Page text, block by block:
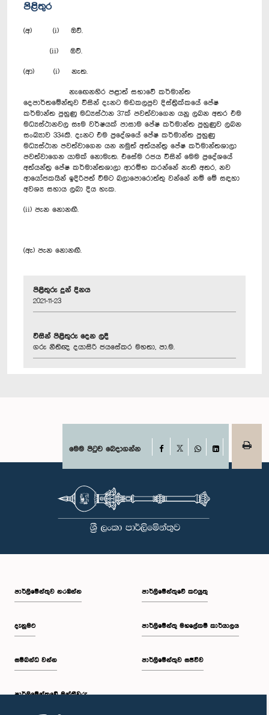
පිළිතුර
(අ) (i) ඔව්.
(ii) ඔව්.
(ආ) (i) නැත.
නැ‍ඟෙනහිර පළාත් සභාවේ කර්මාන්ත
දෙපාර්තමේන්තුව විසින් දැනට මඩකලපුව දිස්ත්‍රික්කයේ පේෂ
කර්මාන්ත පුහුණු මධ්‍යස්ථාන 37ක් පවත්වාගෙන යනු ලබන අතර එම
මධ්‍යස්ථානවල සෑම වර්ෂයක් පාසාම පේෂ කර්මාන්ත පුහුණුව ලබන
සංඛ්‍යාව 334කි. දැනට එම ප්‍රදේශයේ පේෂ කර්මාන්ත පුහුණු
මධ්‍යස්ථාන පවත්වාගෙන යන නමුත් අත්යන්ත්‍ර පේෂ කර්මාන්තශාලා
පවත්වාගෙන යාමක් නොමැත. එසේම රජය විසින් මෙම ප්‍රදේශයේ
අත්යන්ත්‍ර පේෂ කර්මාන්තශාලා ආරම්භ කරන්නේ නැති අතර, නව
ආයෝජකයින් ඉදිරිපත් වීමට බලාපොරොත්තු වන්නේ නම් මේ සඳහා
අවශ්‍ය සහාය ලබා දිය හැක.
(ii) පැන නොනඟී.
(ඇ) පැන නොනඟී.
පිළිතුරු දුන් දිනය
2021-11-23
විසින් පිළිතුරු දෙන ලදී
ගරු නීතිඥ දයාසිරි ජයසේකර මහතා, පා.ම.
මෙම පිටුව බෙදාගන්න Facebook
WhatsAppLinkedIn
පාර්ලි‌මේන්තුව නරඹන්න
දැනුමට
සම්බන්ධ වන්න
පාර්ලි‌මේන්තුවේ මන්ත්‍රීවරු
පාර්ලිමේන්තුවේ කටයුතු
පාර්ලිමේන්තු මහලේකම් කාර්යාලය
පාර්ලිමේන්තුව සජීවීව